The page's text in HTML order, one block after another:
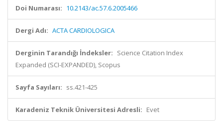
Doi Numarası: 10.2143/ac.57.6.2005466
Dergi Adı: ACTA CARDIOLOGICA
Derginin Tarandığı İndeksler: Science Citation Index
Expanded (SCI-EXPANDED), Scopus
Sayfa Sayıları: ss.421-425
Karadeniz Teknik Üniversitesi Adresli: Evet